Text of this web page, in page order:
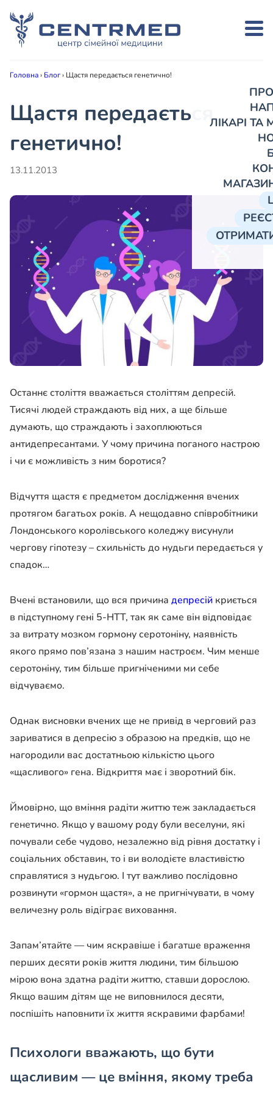
ЛІКАРІ
Головна› Блог› Щастя передається генетично!
Щастя передається
генетично!
13.11.2013
Останнє століття вважається століттям депресій.
Тисячі людей страждають від них, а ще більше
думають, що страждають і захоплюються
антидепресантами. У чому причина поганого настрою
і чи є можливість з ним боротися?
Відчуття щастя є предметом дослідження вчених
протягом багатьох років. А нещодавно співробітники
Лондонського королівського коледжу висунули
чергову гіпотезу – схильність до нудьги передається у
спадок…
Вчені встановили, що вся причина депресій криється
в підступному гені 5-НТТ, так як саме він відповідає
за витрату мозком гормону серотоніну, наявність
якого прямо пов’язана з нашим настроєм. Чим менше
серотоніну, тим більше пригніченими ми себе
відчуваємо.
Однак висновки вчених ще не привід в черговий раз
зариватися в депресію з образою на предків, що не
нагородили вас достатньою кількістю цього
«щасливого» гена. Відкриття має і зворотний бік.
Ймовірно, що вміння радіти життю теж закладається
генетично. Якщо у вашому роду були веселуни, які
почували себе чудово, незалежно від рівня достатку і
соціальних обставин, то і ви володієте властивістю
справлятися з нудьгою. І тут важливо послідовно
розвинути «гормон щастя», а не пригнічувати, в чому
величезну роль відіграє виховання.
Запам’ятайте — чим яскравіше і багатше враження
перших десяти років життя людини, тим більшою
мірою вона здатна радіти життю, ставши дорослою.
Якщо вашим дітям ще не виповнилося десяти,
поспішіть наповнити їх життя яскравими фарбами!
Психологи вважають, що бути
щасливим — це вміння, якому треба